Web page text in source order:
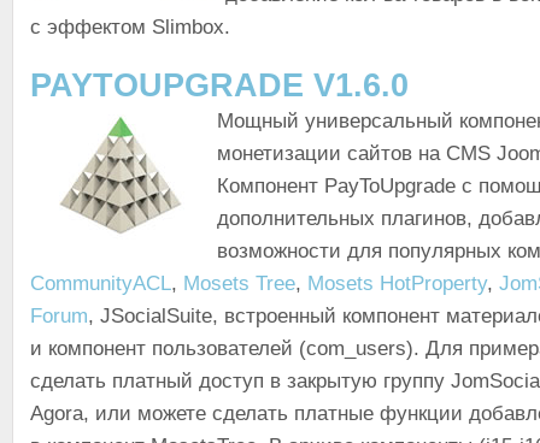
с эффектом Slimbox.
PAYTOUPGRADE V1.6.0
Мощный универсальный
монетизации сайтов на CMS
Компонент PayToUpgrade с
дополнительных плагинов,
возможности для популярных
CommunityACL, Mosets Tree, Mosets HotProperty,
Forum, JSocialSuite, встроенный компонент
и компонент пользователей (com_users). Для
сделать платный доступ в закрытую группу
Agora, или можете сделать платные функции